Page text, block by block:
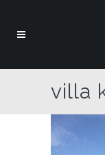
villa